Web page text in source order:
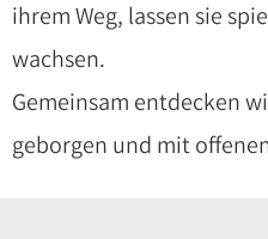
ihrem Weg, lassen sie
wachsen.
Gemeinsam entdecken
geborgen und mit